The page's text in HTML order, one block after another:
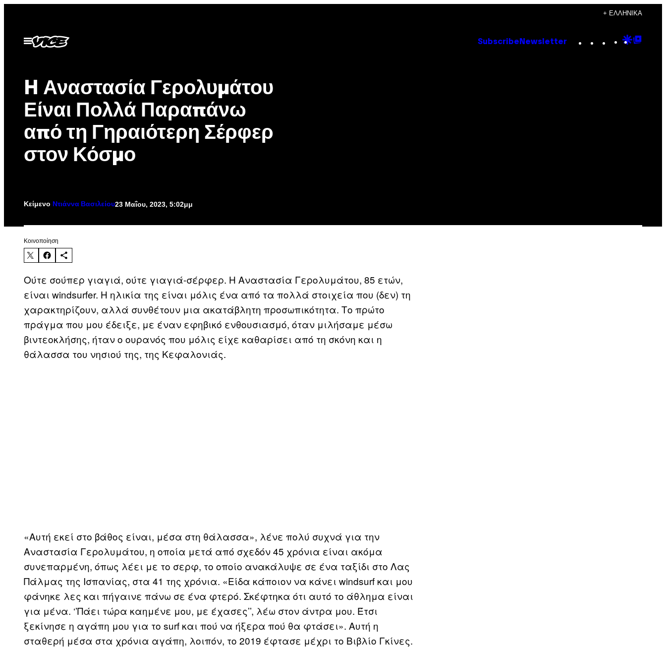
περιεχόμενο
+ ΕΛΛΗΝΙΚΆ
Ανοίξτε
το
Subscribe Newsletter Instagram
TikTok
YouTube
Google
H Αναστασία Γερολυμάτου
Είναι Πολλά Παραπάνω
από τη Γηραιότερη Σέρφερ
στον Κόσμο
Κείμενο Ντιάννα Βασιλείου23 Μαΐου, 2023, 5:02μμ
Kοινοποίηση
Ούτε σούπερ γιαγιά, ούτε γιαγιά-σέρφερ. Η Αναστασία Γερολυμάτου, 85 ετών,
είναι windsurfer. Η ηλικία της είναι μόλις ένα από τα πολλά στοιχεία που (δεν) τη
χαρακτηρίζουν, αλλά συνθέτουν μια ακατάβλητη προσωπικότητα. Το πρώτο
πράγμα που μου έδειξε, με έναν εφηβικό ενθουσιασμό, όταν μιλήσαμε μέσω
βιντεοκλήσης, ήταν ο ουρανός που μόλις είχε καθαρίσει από τη σκόνη και η
θάλασσα του νησιού της, της Κεφαλονιάς.
«Αυτή εκεί στο βάθος είναι, μέσα στη θάλασσα», λένε πολύ συχνά για την
Αναστασία Γερολυμάτου, η οποία μετά από σχεδόν 45 χρόνια είναι ακόμα
συνεπαρμένη, όπως λέει με το σερφ, το οποίο ανακάλυψε σε ένα ταξίδι στο Λας
Πάλμας της Ισπανίας, στα 41 της χρόνια. «Είδα κάποιον να κάνει windsurf και μου
φάνηκε λες και πήγαινε πάνω σε ένα φτερό. Σκέφτηκα ότι αυτό το άθλημα είναι
για μένα. ‘’Πάει τώρα καημένε μου, με έχασες’’, λέω στον άντρα μου. Έτσι
ξεκίνησε η αγάπη μου για το surf και πού να ήξερα πού θα φτάσει». Αυτή η
σταθερή μέσα στα χρόνια αγάπη, λοιπόν, το 2019 έφτασε μέχρι το Βιβλίο Γκίνες.